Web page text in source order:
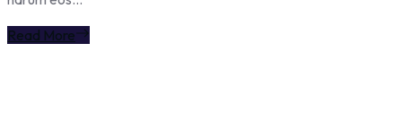
Read More